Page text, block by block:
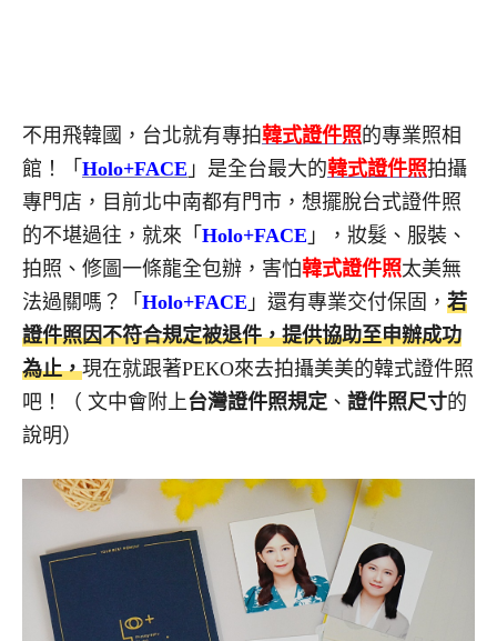
不用飛韓國，台北就有專拍韓式證件照的專業照相
館！「 Holo+FACE 」是全台最大的韓式證件照拍攝
專門店，目前北中南都有門市，想擺脫台式證件照
的不堪過往，就來「 Holo+FACE 」，妝髮、服裝、
拍照、修圖一條龍全包辦，害怕韓式證件照太美無
法過關嗎？「 Holo+FACE 」還有專業交付保固， 若
證件照因不符合規定被退件，提供協助至申辦成功
為止，現在就跟著PEKO來去拍攝美美的韓式證件照
吧！（ 文中會附上台灣證件照規定、 證件照尺寸的
說明）